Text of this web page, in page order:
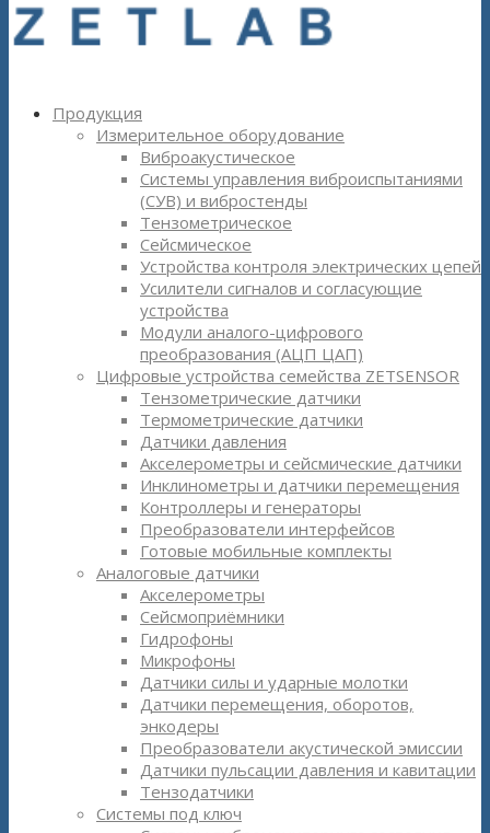
Продукция
Измерительное оборудование
Виброакустическое
Системы управления виброиспытаниями
(СУВ) и вибростенды
Тензометрическое
Сейсмическое
Устройства контроля электрических цепей
Усилители сигналов и согласующие
устройства
Модули аналого-цифрового
преобразования (АЦП ЦАП)
Цифровые устройства семейства ZETSENSOR
Тензометрические датчики
Термометрические датчики
Датчики давления
Акселерометры и сейсмические датчики
Инклинометры и датчики перемещения
Контроллеры и генераторы
Преобразователи интерфейсов
Готовые мобильные комплекты
Аналоговые датчики
Акселерометры
Сейсмоприёмники
Гидрофоны
Микрофоны
Датчики силы и ударные молотки
Датчики перемещения, оборотов,
энкодеры
Преобразователи акустической эмиссии
Датчики пульсации давления и кавитации
Тензодатчики
Системы под ключ